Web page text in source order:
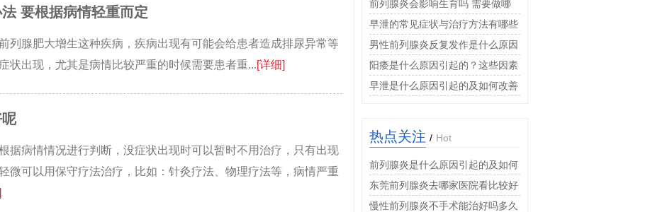
要根据病情轻重而定
列腺肥大增生这种疾病，疾病出现有可能会给患者造成排尿异常等
状出现，尤其是病情比较严重的时候需要患者重...[详细]
据病情情况进行判断，没症状出现时可以暂时不用治疗，只有出现
微可以用保守疗法治疗，比如：针灸疗法、物理疗法等，病情严重
2026年男科专家权威科普指南
前列腺炎会影响生育吗 需要做哪
些检查
早泄的常见症状与治疗方法有哪些
男性前列腺炎反复发作是什么原因
阳痿是什么原因引起的？这些因素
很常见
早泄是什么原因引起的及如何改善
热点关注 / Hot
前列腺炎是什么原因引起的及如何
治疗
东莞前列腺炎去哪家医院看比较好
慢性前列腺炎不手术能治好吗多久